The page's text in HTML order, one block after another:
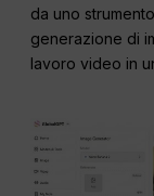
da uno
generazione di
lavoro video in